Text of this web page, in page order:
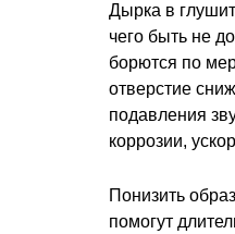
Дырка в
чего быть не
борются по
отверстие
подавления
коррозии,
Понизить
помогут